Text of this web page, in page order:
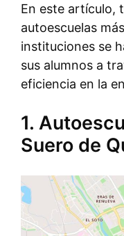
En este artículo,
autoescuelas
instituciones se
sus alumnos a
eficiencia en la
1.
Suero de